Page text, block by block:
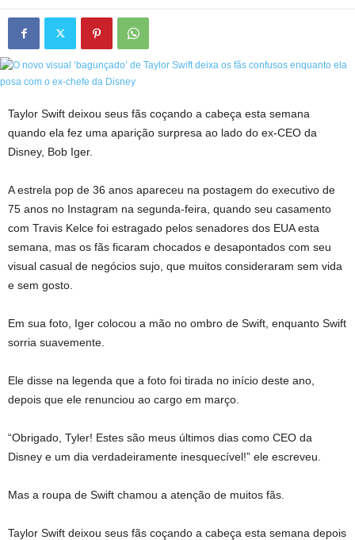
Taylor Swift deixou seus fãs coçando a cabeça esta semana
quando ela fez uma aparição surpresa ao lado do ex-CEO da
Disney, Bob Iger.
A estrela pop de 36 anos apareceu na postagem do executivo de
75 anos no Instagram na segunda-feira, quando seu casamento
com Travis Kelce foi estragado pelos senadores dos EUA esta
semana, mas os fãs ficaram chocados e desapontados com seu
visual casual de negócios sujo, que muitos consideraram sem vida
e sem gosto.
Em sua foto, Iger colocou a mão no ombro de Swift, enquanto Swift
sorria suavemente.
Ele disse na legenda que a foto foi tirada no início deste ano,
depois que ele renunciou ao cargo em março.
“Obrigado, Tyler! Estes são meus últimos dias como CEO da
Disney e um dia verdadeiramente inesquecível!” ele escreveu.
Mas a roupa de Swift chamou a atenção de muitos fãs.
Taylor Swift deixou seus fãs coçando a cabeça esta semana depois